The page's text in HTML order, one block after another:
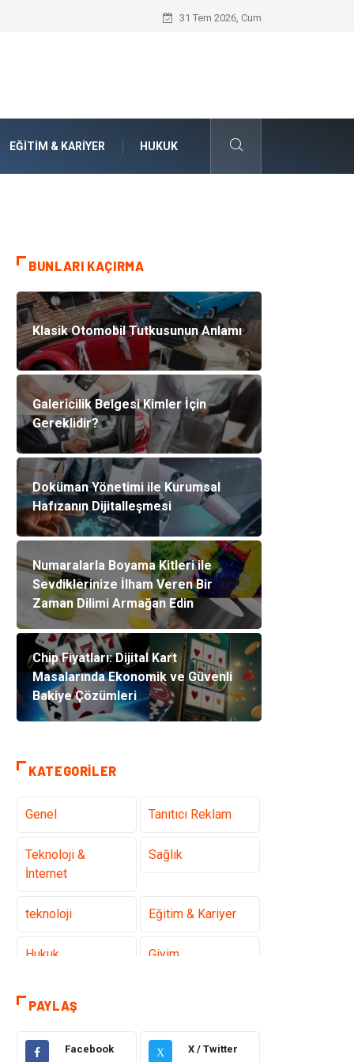
Numaralarla Boyama Kitleri ile
31 Tem 2026, Cum
EĞITIM & KARIYER HUKUK
BUNLARI KAÇIRMA
Klasik Otomobil Tutkusunun Anlamı
Galericilik Belgesi Kimler İçin
Gereklidir?
Doküman Yönetimi ile Kurumsal
Hafızanın Dijitalleşmesi
Numaralarla Boyama Kitleri ile
Sevdiklerinize İlham Veren Bir
Zaman Dilimi Armağan Edin
Chip Fiyatları: Dijital Kart
Masalarında Ekonomik ve Güvenli
Bakiye Çözümleri
KATEGORILER
Genel Tanıtıcı Reklam
Teknoloji &
İnternet
Sağlık
teknoloji Eğitim & Kariyer
Hukuk Giyim
Elektronik
PAYLAŞ
Facebook X X / Twitter